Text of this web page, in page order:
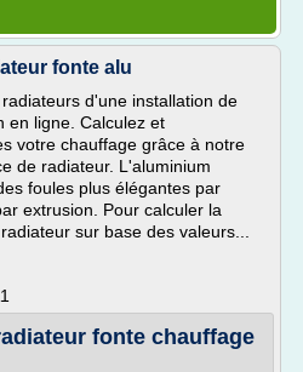
fonte alu
d'une installation de
en ligne. Calculez et
votre chauffage grâce à notre
de radiateur. L'aluminium
foules plus élégantes par
extrusion. Pour calculer la
sur base des valeurs...
fonte chauffage